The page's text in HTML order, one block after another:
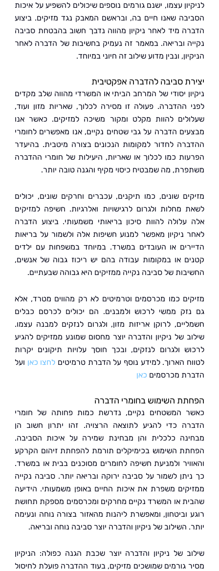
עצמו, ישנם גורמים נוספים שיכולים להשפיע על איכות
שאנו חיים בה, ובראשם המאבק נגד מזיקים. ביצוע
מיד לאחר ניקיון מהווה נדבך חשוב בהבטחת סביבה
ובריאה. במאמר זה נעמיק בחשיבות של הדברה לאחר
ונבין מדוע שילוב זה חיוני במיוחד.
סביבה להדברה אפקטיבית
יסודי של המרחב הביתי או המשרדי מהווה שלב מקדים
ההדברה. פעולה זו מסירה לכלוך, שאריות מזון ועוד,
להוות מקלט ומקור משיכה למזיקים. כאשר אנו
הדברה על גבי שטחים נקיים, אנו מאפשרים לחומרי
לחדור למקומות הנכונים בצורה מיטבית. בהיעדר
כמו לכלוך או שאריות, היעילות של חומרי ההדברה
מה שמבטיח כיסוי מקיף והגנה טובה יותר.
שונים, כמו תיקנים, עכברים וחרקים שונים, יכולים
מחלות ולגרום לרגישויות ואלרגיות. חשיפה למזיקים
להוות סיכון בריאותי משמעותי. ביצוע הדברה
ניקיון מאפשר למנוע חשיפות אלה ולשמור על בריאות
או העובדים במשרד. במיוחד במשפחות עם ילדים
או במקומות עבודה בהם יש ריכוז גבוה של אנשים,
של סביבה נקייה ממזיקים היא גבוהה שבעתיים.
כמו מכרסמים וטרמיטים לא רק מהווים מטרד, אלא
ממשי לרכוש ולמבנים. הם יכולים לכרסם כבלים
לרוקן אריזות מזון, ולגרום לנזקים למבנה עצמו.
של ניקיון והדברה יוצר מחסום שמונע ממזיקים להגיע
ולגרום לנזקים, ובכך חוסך עלויות תיקונים יקרות
הארוך. למידע נוסף על הדברת טרמיטיםלחצו כאן ועל
מכרסמיםכאן
השימוש בחומרי הדברה
המשטחים נקיים, נדרשת כמות פחותה של חומרי
כדי להגיע לתוצאה הרצויה. זהו יתרון חשוב הן
כלכלית והן מבחינת שמירה על איכות הסביבה.
השימוש בכימיקלים תורמת להפחתת זיהום הקרקע
ולמניעת חשיפה לחומרים מסוכנים בבית או במשרד.
לשמור על סביבה ירוקה ובריאה יותר. סביבה נקייה
משפרת את איכות החיים באופן משמעותי. הידיעה
או המשרד נקיים מחרקים ומכרסמים מספקת תחושת
וביטחון, ומאפשרת ליהנות מהאזור בצורה נוחה ונעימה
השילוב של ניקיון והדברה יוצר סביבה נוחה ובריאה.
של ניקיון והדברה יוצר שכבת הגנה כפולה: הניקיון
גורמים שמושכים מזיקים, בעוד ההדברה פועלת לחיסול